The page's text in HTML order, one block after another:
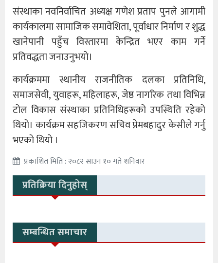
संस्थाका नवनिर्वाचित अध्यक्ष गणेश प्रताप पुनले आगामी
कार्यकालमा सामाजिक समावेशिता, पूर्वाधार निर्माण र शुद्ध
खानेपानी पहुँच विस्तारमा केन्द्रित भएर काम गर्ने
प्रतिवद्धता जनाउनुभयाे।
कार्यक्रममा स्थानीय राजनीतिक दलका प्रतिनिधि,
समाजसेवी, युवाहरू, महिलाहरू, जेष्ठ नागरिक तथा विभिन्न
टोल विकास संस्थाका प्रतिनिधिहरूको उपस्थिति रहेको
थियो। कार्यक्रम सहजिकरण सचिव प्रेमबहादुर केसीले गर्नु
भएको थियाे ।
प्रकाशित मिति : २०८२ साउन १० गते शनिवार
प्रतिक्रिया दिनुहोस्
सम्बन्धित समाचार